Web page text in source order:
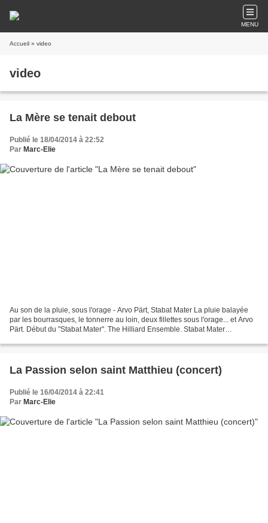
MENU
Accueil » video
video
La Mère se tenait debout
Publié le 18/04/2014 à 22:52
Par Marc-Elie
Au son de la pluie, sous l'orage - Arvo Pärt, Stabat Mater La pluie balayée
par les bourrasques, le tonnerre au loin, deux fillettes sous l'orage... et Arvo
Pärt. Début du "Stabat Mater". The Hilliard Ensemble. Stabat Mater
La Passion selon saint Matthieu (concert)
Publié le 16/04/2014 à 22:41
Par Marc-Elie